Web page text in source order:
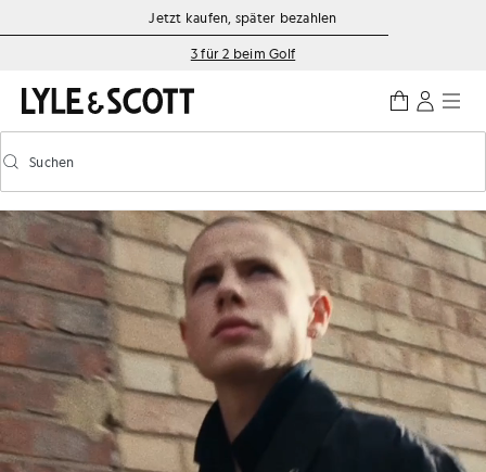
Zum Hauptinhalt springen
Informationen zur Barrierefreiheit
Jetzt kaufen, später bezahlen
3 für 2 beim Golf
Vorausschauende Suche ein-/ausschalten
Suchen